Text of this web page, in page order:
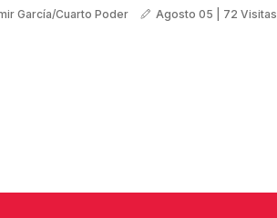
García/Cuarto Poder Agosto 05 | 72 Visitas